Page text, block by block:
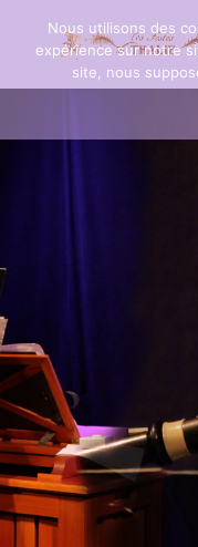
Nous utilisons des
expérience sur notre
site, nous